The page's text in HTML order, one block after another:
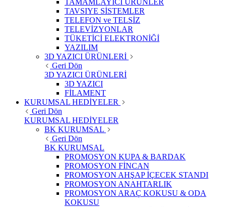
TAMAMLAYICI ÜRÜNLER
TAVSIYE SİSTEMLER
TELEFON ve TELSİZ
TELEVİZYONLAR
TÜKETİCİ ELEKTRONİĞİ
YAZILIM
3D YAZICI ÜRÜNLERİ
Geri Dön
3D YAZICI ÜRÜNLERİ
3D YAZICI
FİLAMENT
KURUMSAL HEDİYELER
Geri Dön
KURUMSAL HEDİYELER
BK KURUMSAL
Geri Dön
BK KURUMSAL
PROMOSYON KUPA & BARDAK
PROMOSYON FİNCAN
PROMOSYON AHŞAP İÇECEK STANDI
PROMOSYON ANAHTARLIK
PROMOSYON ARAÇ KOKUSU & ODA
KOKUSU